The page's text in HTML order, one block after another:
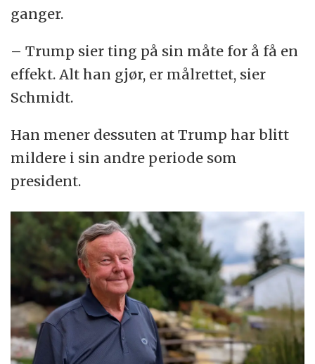
ganger.
– Trump sier ting på sin måte for å få en
effekt. Alt han gjør, er målrettet, sier
Schmidt.
Han mener dessuten at Trump har blitt
mildere i sin andre periode som
president.